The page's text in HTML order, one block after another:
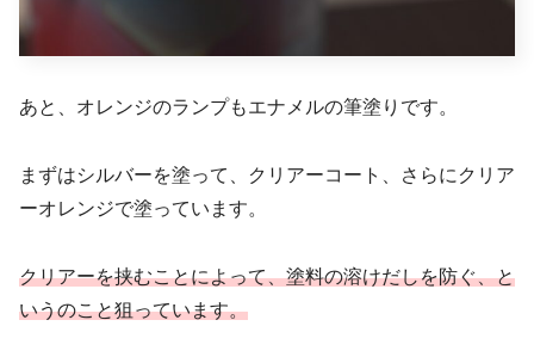
あと、オレンジのランプもエナメルの筆塗りです。
まずはシルバーを塗って、クリアーコート、さらにクリア
ーオレンジで塗っています。
クリアーを挟むことによって、塗料の溶けだしを防ぐ、と
いうのこと狙っています。